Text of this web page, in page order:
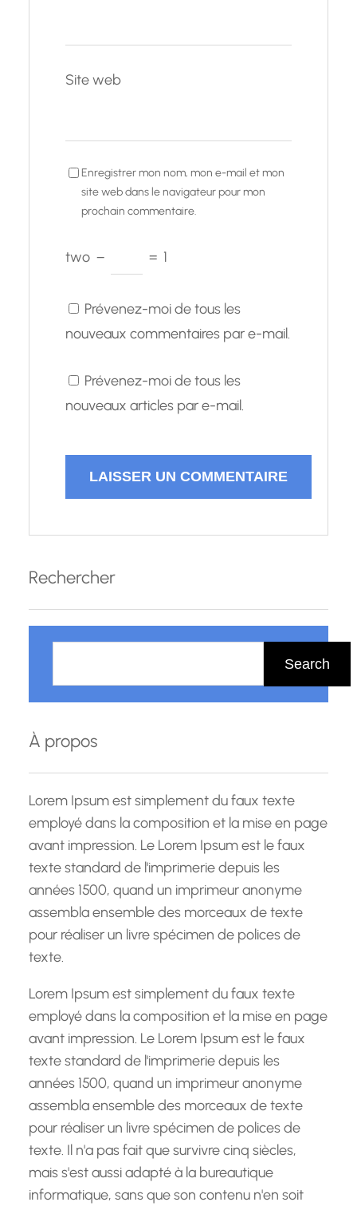
Site web
Enregistrer mon nom, mon e-mail et mon
site web dans le navigateur pour mon
prochain commentaire.
two − = 1
Prévenez-moi de tous les
nouveaux commentaires par e-mail.
Prévenez-moi de tous les
nouveaux articles par e-mail.
Rechercher
h
r
c
h
Search
À propos
Lorem Ipsum est simplement du faux texte
employé dans la composition et la mise en page
avant impression. Le Lorem Ipsum est le faux
texte standard de l'imprimerie depuis les
années 1500, quand un imprimeur anonyme
assembla ensemble des morceaux de texte
pour réaliser un livre spécimen de polices de
texte.
Lorem Ipsum est simplement du faux texte
employé dans la composition et la mise en page
avant impression. Le Lorem Ipsum est le faux
texte standard de l'imprimerie depuis les
années 1500, quand un imprimeur anonyme
assembla ensemble des morceaux de texte
pour réaliser un livre spécimen de polices de
texte. Il n'a pas fait que survivre cinq siècles,
mais s'est aussi adapté à la bureautique
informatique, sans que son contenu n'en soit